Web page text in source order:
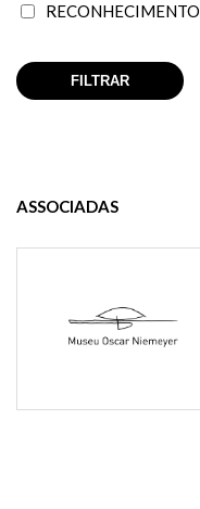
RECONHECIMENTO
ASSOCIADAS